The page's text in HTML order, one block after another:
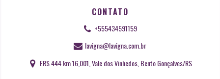
CONTATO
+555434591159
lavigna@lavigna.com.br
ERS 444 km 16,001, Vale dos Vinhedos, Bento Gonçalves/RS